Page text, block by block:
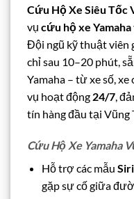
Cứu Hộ Xe Siêu Tốc
vụ cứu hộ xe
Đội ngũ kỹ thuật viên
chỉ sau 10–20 phút,
Yamaha – từ xe số, xe
vụ hoạt động 24/7 ,
tín hàng đầu tại Vũng
Cứu Hộ Xe Yamaha
Hỗ trợ các mẫu
gặp sự cố giữa